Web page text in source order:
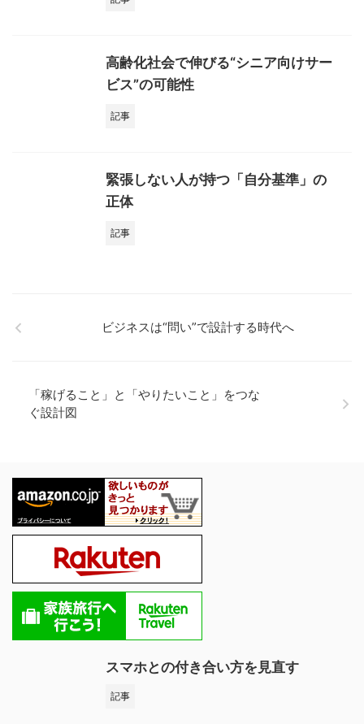
高齢化社会で伸びる“シニア向けサー
ビス”の可能性
記事
緊張しない人が持つ「自分基準」の
正体
記事
ビジネスは“問い”で設計する時代へ
「稼げること」と「やりたいこと」をつな
ぐ設計図
スマホとの付き合い方を見直す
記事